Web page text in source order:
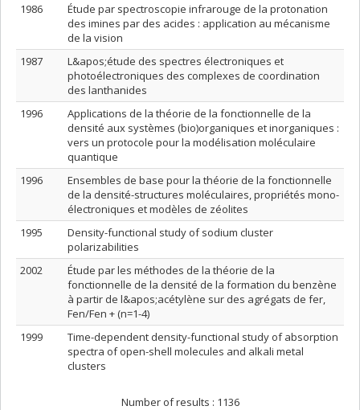
1986
Étude par spectroscopie infrarouge de la protonation
des imines par des acides : application au mécanisme
de la vision
1987
L&apos;étude des spectres électroniques et
photoélectroniques des complexes de coordination
des lanthanides
1996
Applications de la théorie de la fonctionnelle de la
densité aux systèmes (bio)organiques et inorganiques :
vers un protocole pour la modélisation moléculaire
quantique
1996
Ensembles de base pour la théorie de la fonctionnelle
de la densité-structures moléculaires, propriétés mono-
électroniques et modèles de zéolites
1995
Density-functional study of sodium cluster
polarizabilities
2002
Étude par les méthodes de la théorie de la
fonctionnelle de la densité de la formation du benzène
à partir de l&apos;acétylène sur des agrégats de fer,
Fen/Fen + (n=1-4)
1999
Time-dependent density-functional study of absorption
spectra of open-shell molecules and alkali metal
clusters
Number of results : 1136